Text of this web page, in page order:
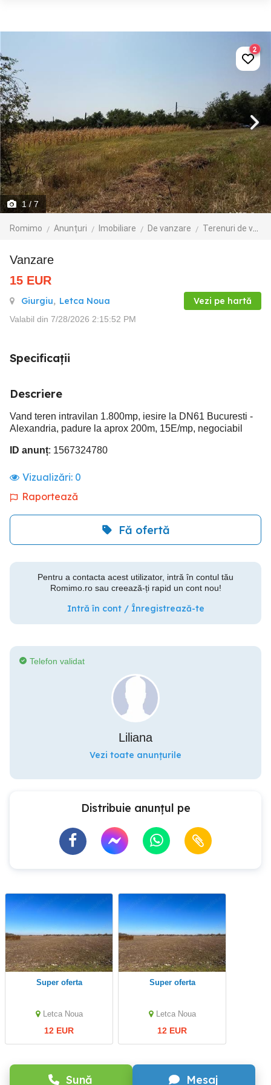
1/ 7
Romimo Anunțuri Imobiliare De vanzare Terenuri de vanzare
2
vanzare
15 EUR
Giurgiu, Letca Noua Vezi pe hartă
Valabil din 7/28/2026 2:15:52 PM
Specificații
Descriere
Vand teren intravilan 1.800mp, iesire la DN61 Bucuresti -
Alexandria, padure la aprox 200m, 15E/mp, negociabil
ID anunț: 1567324780
Vizualizări: 0
Raportează
Fă ofertă
Pentru a contacta acest utilizator, intră în contul tău
Romimo.ro sau creează-ți rapid un cont nou!
Intră în cont / Înregistrează-te
Sună Mesaj
Telefon validat
Liliana
Vezi toate anunțurile
Distribuie anunțul pe
Super oferta
Letca Noua
12 EUR
Super oferta
Letca Noua
12 EUR